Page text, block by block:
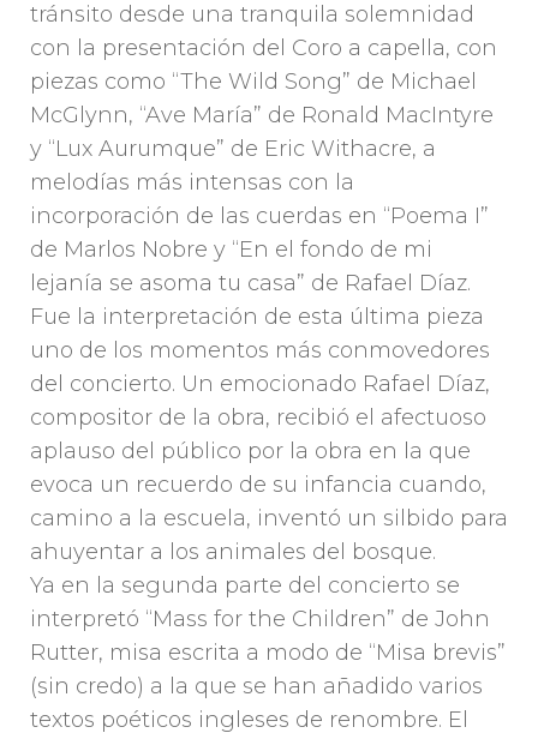
tránsito desde una tranquila solemnidad
con la presentación del Coro a capella, con
piezas como “The Wild Song” de Michael
McGlynn, “Ave María” de Ronald MacIntyre
y “Lux Aurumque” de Eric Withacre, a
melodías más intensas con la
incorporación de las cuerdas en “Poema I”
de Marlos Nobre y “En el fondo de mi
lejanía se asoma tu casa” de Rafael Díaz.
Fue la interpretación de esta última pieza
uno de los momentos más conmovedores
del concierto. Un emocionado Rafael Díaz,
compositor de la obra, recibió el afectuoso
aplauso del público por la obra en la que
evoca un recuerdo de su infancia cuando,
camino a la escuela, inventó un silbido para
ahuyentar a los animales del bosque.
Ya en la segunda parte del concierto se
interpretó “Mass for the Children” de John
Rutter, misa escrita a modo de “Misa brevis”
(sin credo) a la que se han añadido varios
textos poéticos ingleses de renombre. El